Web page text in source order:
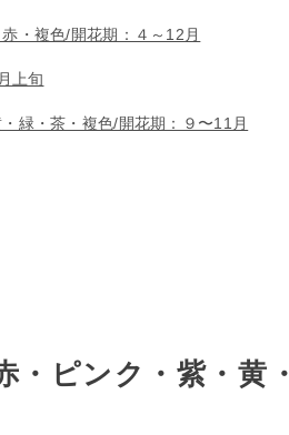
・複色/開花期：４～12月
上旬
緑・茶・複色/開花期：９〜11月
・ピンク・紫・黄・